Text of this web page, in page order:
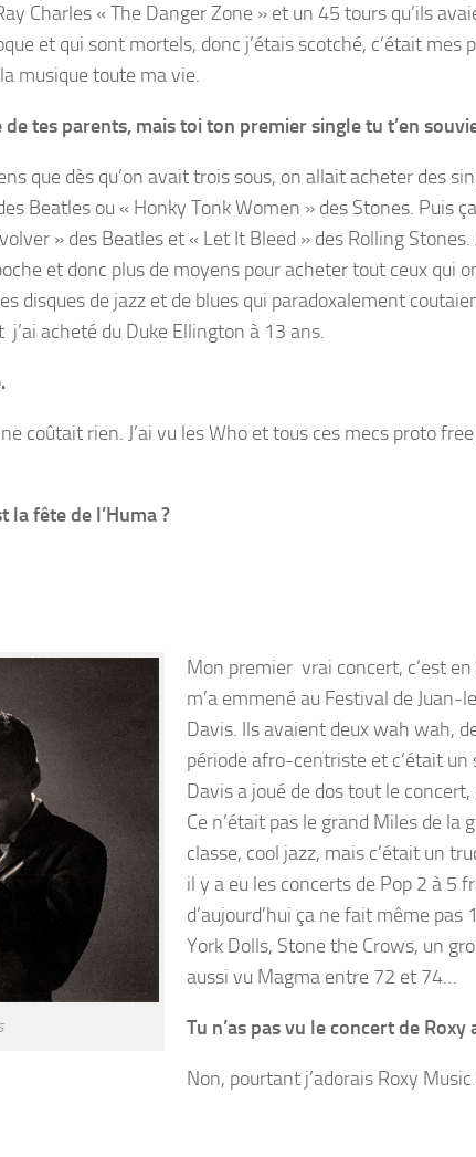
Charles « The Danger Zone » et un 45 tours qu’ils
et qui sont mortels, donc j’étais scotché, c’était mes
musique toute ma vie.
tes parents, mais toi ton premier single tu t’en
que dès qu’on avait trois sous, on allait acheter des
Beatles ou « Honky Tonk Women » des Stones. Puis
» des Beatles et « Let It Bleed » des Rolling
et donc plus de moyens pour acheter tout ceux qui
disques de jazz et de blues qui paradoxalement
acheté du Duke Ellington à 13 ans.
coûtait rien. J’ai vu les Who et tous ces mecs proto
la fête de l’Huma ?
Mon premier vrai concert, c’est
m’a emmené au Festival de
Davis. Ils avaient deux wah wah,
période afro-centriste et c’était
Davis a joué de dos tout le
Ce n’était pas le grand Miles de la
classe, cool jazz, mais c’était un
il y a eu les concerts de Pop 2 à 5
d’aujourd’hui ça ne fait même pas
York Dolls, Stone the Crows, un
aussi vu Magma entre 72 et 74…
Tu n’as pas vu le concert de Roxy
Non, pourtant j’adorais Roxy Music